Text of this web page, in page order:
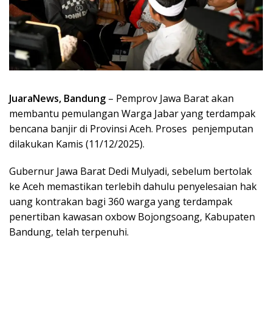
JuaraNews, Bandung – Pemprov Jawa Barat akan
membantu pemulangan Warga Jabar yang terdampak
bencana banjir di Provinsi Aceh. Proses penjemputan
dilakukan Kamis (11/12/2025).
Gubernur Jawa Barat Dedi Mulyadi, sebelum bertolak
ke Aceh memastikan terlebih dahulu penyelesaian hak
uang kontrakan bagi 360 warga yang terdampak
penertiban kawasan oxbow Bojongsoang, Kabupaten
Bandung, telah terpenuhi.